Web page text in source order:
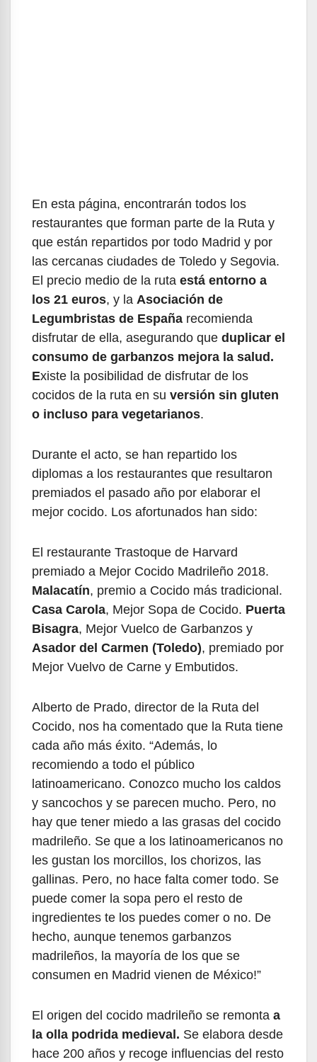
En esta página, encontrarán todos los
restaurantes que forman parte de la Ruta y
que están repartidos por todo Madrid y por
las cercanas ciudades de Toledo y Segovia.
El precio medio de la ruta está entorno a
los 21 euros, y la Asociación de
Legumbristas de España recomienda
disfrutar de ella, asegurando que duplicar el
consumo de garbanzos mejora la salud.
Existe la posibilidad de disfrutar de los
cocidos de la ruta en su versión sin gluten
o incluso para vegetarianos.
Durante el acto, se han repartido los
diplomas a los restaurantes que resultaron
premiados el pasado año por elaborar el
mejor cocido. Los afortunados han sido:
El restaurante Trastoque de Harvard
premiado a Mejor Cocido Madrileño 2018.
Malacatín, premio a Cocido más tradicional.
Casa Carola, Mejor Sopa de Cocido. Puerta
Bisagra, Mejor Vuelco de Garbanzos y
Asador del Carmen (Toledo), premiado por
Mejor Vuelvo de Carne y Embutidos.
Alberto de Prado, director de la Ruta del
Cocido, nos ha comentado que la Ruta tiene
cada año más éxito. “Además, lo
recomiendo a todo el público
latinoamericano. Conozco mucho los caldos
y sancochos y se parecen mucho. Pero, no
hay que tener miedo a las grasas del cocido
madrileño. Se que a los latinoamericanos no
les gustan los morcillos, los chorizos, las
gallinas. Pero, no hace falta comer todo. Se
puede comer la sopa pero el resto de
ingredientes te los puedes comer o no. De
hecho, aunque tenemos garbanzos
madrileños, la mayoría de los que se
consumen en Madrid vienen de México!”
El origen del cocido madrileño se remonta a
la olla podrida medieval. Se elabora desde
hace 200 años y recoge influencias del resto